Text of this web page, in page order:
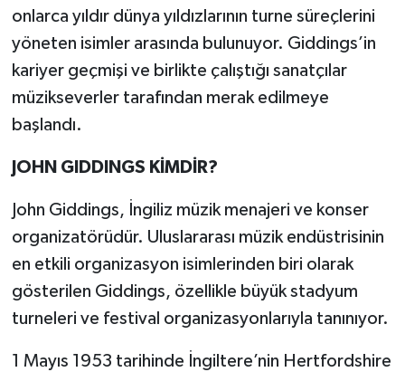
onlarca yıldır dünya yıldızlarının turne süreçlerini
yöneten isimler arasında bulunuyor. Giddings’in
kariyer geçmişi ve birlikte çalıştığı sanatçılar
müzikseverler tarafından merak edilmeye
başlandı.
JOHN GIDDINGS KİMDİR?
John Giddings, İngiliz müzik menajeri ve konser
organizatörüdür. Uluslararası müzik endüstrisinin
en etkili organizasyon isimlerinden biri olarak
gösterilen Giddings, özellikle büyük stadyum
turneleri ve festival organizasyonlarıyla tanınıyor.
1 Mayıs 1953 tarihinde İngiltere’nin Hertfordshire